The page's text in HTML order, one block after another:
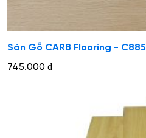
Sàn Gỗ CARB Flooring - C885
745.000 ₫